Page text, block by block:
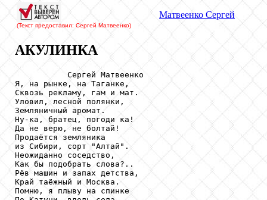
(Текст предоставил: Сергей Матвеенко)
Матвеенко Сергей
АКУЛИНКА
           Сергей Матвеенко
Я, на рынке, на Таганке,
Сквозь рекламу, гам и мат.
Уловил, лесной полянки,
Земляничный аромат.
Ну-ка, братец, погоди ка!
Да не верю, не болтай!
Продаётся земляника
из Сибири, сорт "Алтай".
Неожиданно соседство,
Как бы подобрать слова?..
Рёв машин и запах детства,
Край таёжный и Москва.
Помню, я плыву на спинке